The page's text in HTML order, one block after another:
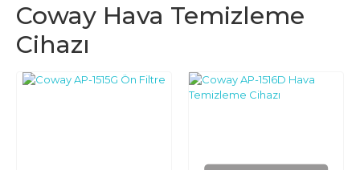
Coway Hava Temizleme
Cihazı